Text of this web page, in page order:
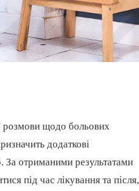
розмови щодо больових
додаткові
За отриманими результатами
під час лікування та після,